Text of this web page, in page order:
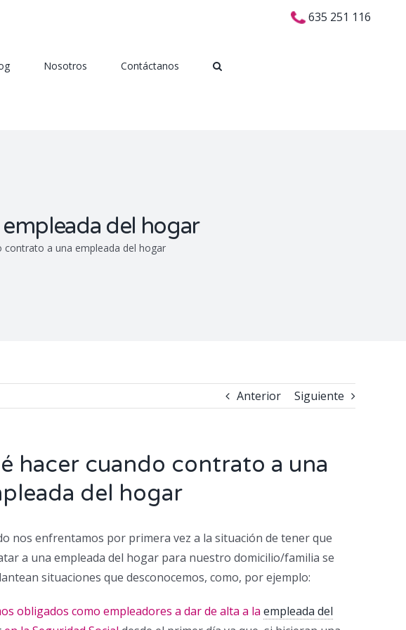
635 251 116
Nosotros Contáctanos
del hogar
contrato a una empleada del hogar
Anterior Siguiente
hacer cuando contrato a una
del hogar
nos enfrentamos por primera vez a la situación de tener que
a una empleada del hogar para nuestro domicilio/familia se
situaciones que desconocemos, como, por ejemplo:
obligados como empleadores a dar de alta a la empleada del